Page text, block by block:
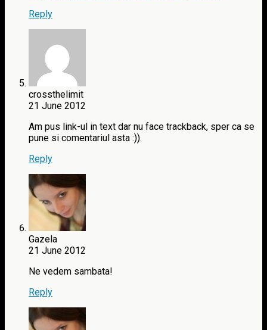
Reply
crossthelimit
21 June 2012
Am pus link-ul in text dar nu face trackback, sper ca se
pune si comentariul asta :)).
Reply
Gazela
21 June 2012
Ne vedem sambata!
Reply